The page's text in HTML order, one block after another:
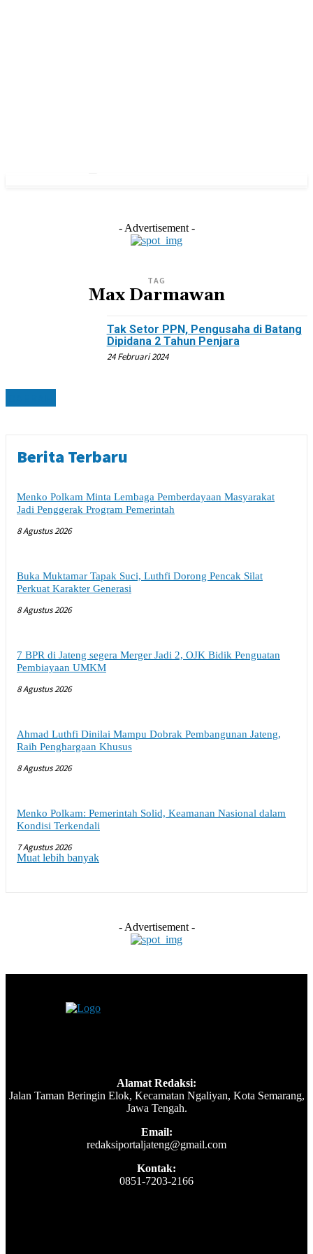
- Advertisement -
TAG
Max Darmawan
Tak Setor PPN, Pengusaha di Batang
Dipidana 2 Tahun Penjara
24 Februari 2024
Berita Terbaru
Menko Polkam Minta Lembaga Pemberdayaan Masyarakat
Jadi Penggerak Program Pemerintah
8 Agustus 2026
Buka Muktamar Tapak Suci, Luthfi Dorong Pencak Silat
Perkuat Karakter Generasi
8 Agustus 2026
7 BPR di Jateng segera Merger Jadi 2, OJK Bidik Penguatan
Pembiayaan UMKM
8 Agustus 2026
Ahmad Luthfi Dinilai Mampu Dobrak Pembangunan Jateng,
Raih Penghargaan Khusus
8 Agustus 2026
Menko Polkam: Pemerintah Solid, Keamanan Nasional dalam
Kondisi Terkendali
7 Agustus 2026
Muat lebih banyak
- Advertisement -
Alamat Redaksi:
Jalan Taman Beringin Elok, Kecamatan Ngaliyan, Kota Semarang,
Jawa Tengah.
Email:
redaksiportaljateng@gmail.com
Kontak:
0851-7203-2166